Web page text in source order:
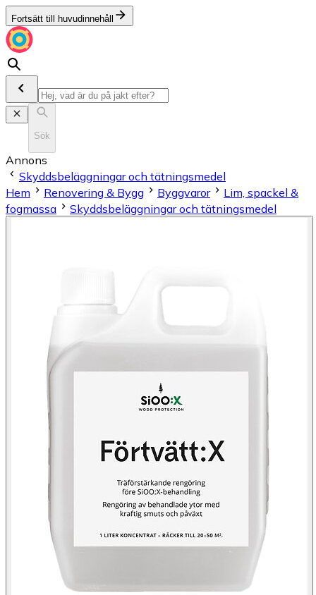
Fortsätt till huvudinnehåll
Sök
Annons
Skyddsbeläggningar och tätningsmedel
Hem
Renovering & Bygg Byggvaror
Lim, spackel &
fogmassa
Skyddsbeläggningar och tätningsmedel